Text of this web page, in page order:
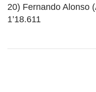
20) Fernando Alonso
1’18.611